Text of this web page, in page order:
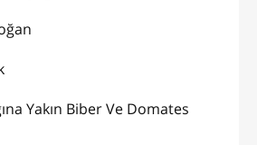
Yakın Biber Ve Domates